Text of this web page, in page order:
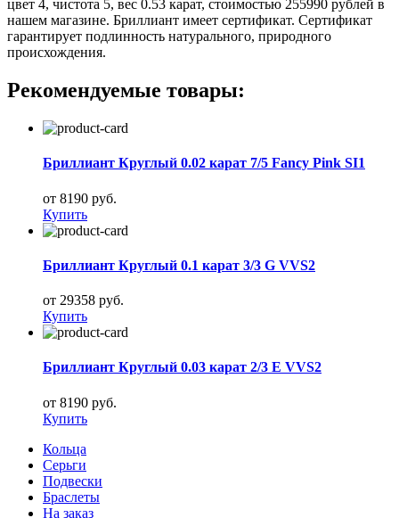
цвет 4, чистота 5, вес 0.53 карат, стоимостью 255990 рублей в
нашем магазине. Бриллиант имеет сертификат. Сертификат
гарантирует подлинность натурального, природного
происхождения.
Рекомендуемые товары:
Бриллиант Круглый 0.02 карат 7/5 Fancy Pink SI1
от 8190 руб.
Купить
Бриллиант Круглый 0.1 карат 3/3 G VVS2
от 29358 руб.
Купить
Бриллиант Круглый 0.03 карат 2/3 E VVS2
от 8190 руб.
Купить
Кольца
Серьги
Подвески
Браслеты
На заказ